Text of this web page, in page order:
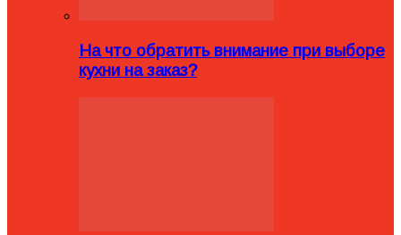
На что обратить внимание при выборе
кухни на заказ?